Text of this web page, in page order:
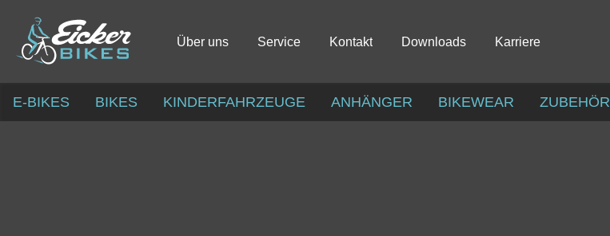
Über uns Service Kontakt Downloads Karriere
E-BIKES BIKES KINDERFAHRZEUGE ANHÄNGER BIKEWEAR ZUBEHÖR